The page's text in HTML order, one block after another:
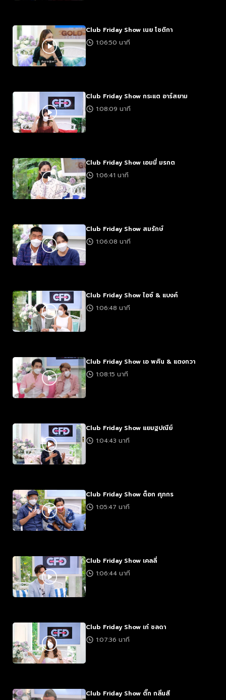
Club Friday Show เนย โชติกา
1:06:50 นาที
Club Friday Show กระแต อาร์สยาม
1:08:09 นาที
Club Friday Show เอมมี่ มรกต
1:06:41 นาที
Club Friday Show สมรักษ์
1:06:08 นาที
Club Friday Show ไอซ์ & แบงค์
1:06:48 นาที
Club Friday Show เอ พศิน & แตงกวา
1:08:15 นาที
Club Friday Show แยมฐปณีย์
1:04:43 นาที
Club Friday Show ต็อก ศุภกร
1:05:47 นาที
Club Friday Show เคลลี่
1:06:44 นาที
Club Friday Show เก๋ ชลดา
1:07:36 นาที
Club Friday Show ติ๊ก กลิ่นสี